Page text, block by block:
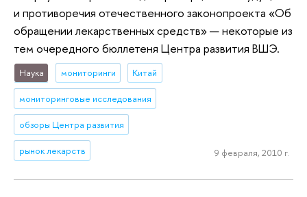
и противоречия отечественного законопроекта «Об
обращении лекарственных средств» — некоторые из
тем очередного бюллетеня Центра развития ВШЭ.
Наука мониторинги Китай
мониторинговые исследования
обзоры Центра развития
рынок лекарств 9 февраля, 2010 г.